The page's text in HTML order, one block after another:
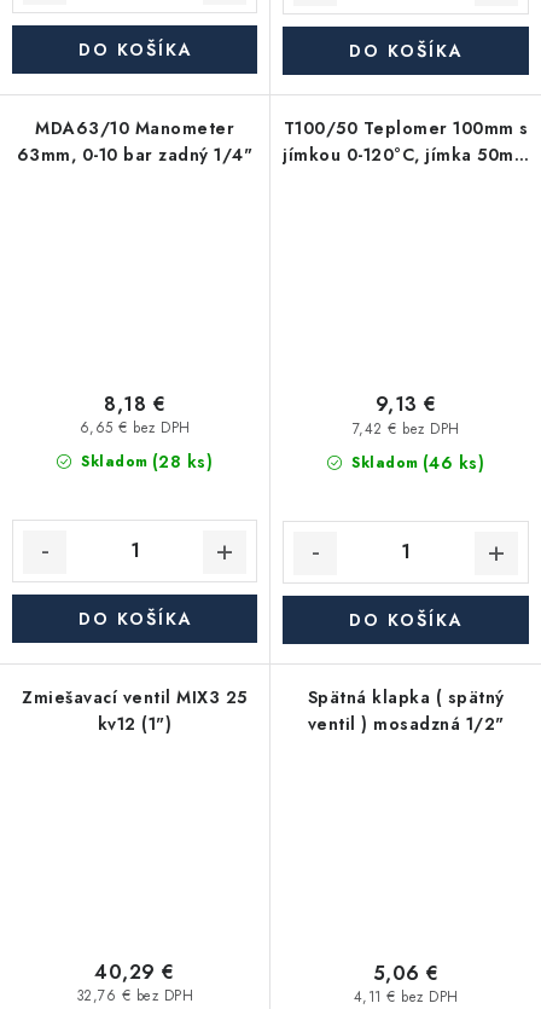
DO KOŠÍKA DO KOŠÍKA
MDA63/10 Manometer
63mm, 0-10 bar zadný 1/4"
Skladom (28 ks)
6,65 € bez DPH
8,18 €
DO KOŠÍKA
T100/50 Teplomer 100mm s
jímkou 0-120°C, jímka 50mm
Skladom (46 ks)
7,42 € bez DPH
9,13 €
DO KOŠÍKA
Zmiešavací ventil MIX3 25
kv12 (1")
32,76 € bez DPH
40,29 €
Spätná klapka ( spätný
ventil ) mosadzná 1/2"
4,11 € bez DPH
5,06 €